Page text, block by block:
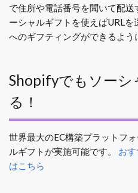
で住所や電話番号を聞いて配
ーシャルギフトを使えばURL
へのギフティングができるよう
Shopifyでもソーシ
る！
世界最大のEC構築プラットフ
ルギフトが実施可能です。
お
はこちら